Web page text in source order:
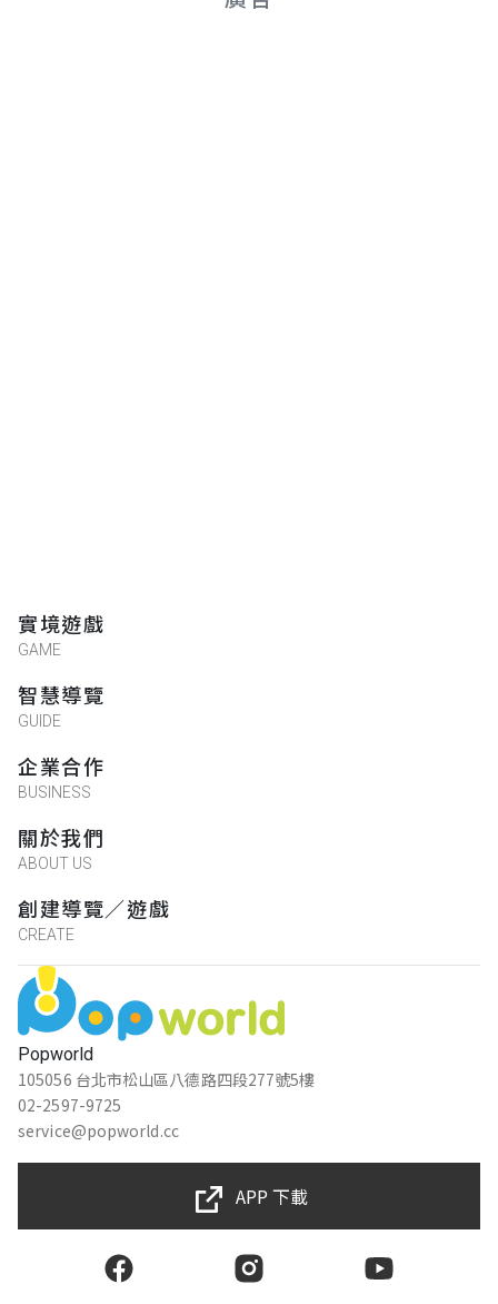
Popworld
105056 台北市松山區八德路四段277號5樓
02-2597-9725
service@popworld.cc
實境遊戲
GAME
智慧導覽
GUIDE
企業合作
BUSINESS
關於我們
ABOUT US
創建導覽／遊戲
CREATE
APP 下載